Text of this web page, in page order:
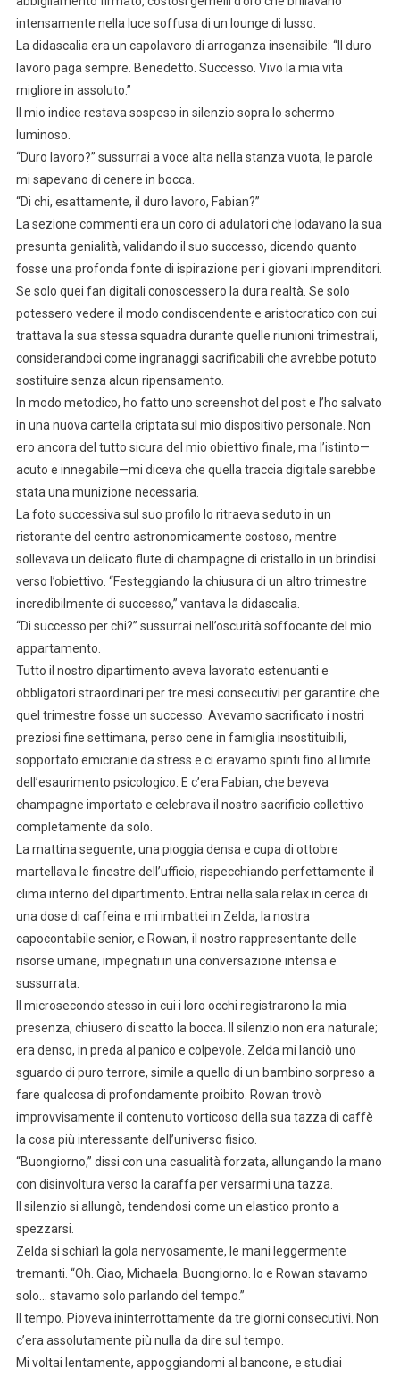
intensamente nella luce soffusa di un lounge di lusso.
La didascalia era un capolavoro di arroganza insensibile: “Il duro
lavoro paga sempre. Benedetto. Successo. Vivo la mia vita
migliore in assoluto.”
Il mio indice restava sospeso in silenzio sopra lo schermo
luminoso.
“Duro lavoro?” sussurrai a voce alta nella stanza vuota, le parole
mi sapevano di cenere in bocca.
“Di chi, esattamente, il duro lavoro, Fabian?”
La sezione commenti era un coro di adulatori che lodavano la sua
presunta genialità, validando il suo successo, dicendo quanto
fosse una profonda fonte di ispirazione per i giovani imprenditori.
Se solo quei fan digitali conoscessero la dura realtà. Se solo
potessero vedere il modo condiscendente e aristocratico con cui
trattava la sua stessa squadra durante quelle riunioni trimestrali,
considerandoci come ingranaggi sacrificabili che avrebbe potuto
sostituire senza alcun ripensamento.
In modo metodico, ho fatto uno screenshot del post e l’ho salvato
in una nuova cartella criptata sul mio dispositivo personale. Non
ero ancora del tutto sicura del mio obiettivo finale, ma l’istinto—
acuto e innegabile—mi diceva che quella traccia digitale sarebbe
stata una munizione necessaria.
La foto successiva sul suo profilo lo ritraeva seduto in un
ristorante del centro astronomicamente costoso, mentre
sollevava un delicato flute di champagne di cristallo in un brindisi
verso l’obiettivo. “Festeggiando la chiusura di un altro trimestre
incredibilmente di successo,” vantava la didascalia.
“Di successo per chi?” sussurrai nell’oscurità soffocante del mio
appartamento.
Tutto il nostro dipartimento aveva lavorato estenuanti e
obbligatori straordinari per tre mesi consecutivi per garantire che
quel trimestre fosse un successo. Avevamo sacrificato i nostri
preziosi fine settimana, perso cene in famiglia insostituibili,
sopportato emicranie da stress e ci eravamo spinti fino al limite
dell’esaurimento psicologico. E c’era Fabian, che beveva
champagne importato e celebrava il nostro sacrificio collettivo
completamente da solo.
La mattina seguente, una pioggia densa e cupa di ottobre
martellava le finestre dell’ufficio, rispecchiando perfettamente il
clima interno del dipartimento. Entrai nella sala relax in cerca di
una dose di caffeina e mi imbattei in Zelda, la nostra
capocontabile senior, e Rowan, il nostro rappresentante delle
risorse umane, impegnati in una conversazione intensa e
sussurrata.
Il microsecondo stesso in cui i loro occhi registrarono la mia
presenza, chiusero di scatto la bocca. Il silenzio non era naturale;
era denso, in preda al panico e colpevole. Zelda mi lanciò uno
sguardo di puro terrore, simile a quello di un bambino sorpreso a
fare qualcosa di profondamente proibito. Rowan trovò
improvvisamente il contenuto vorticoso della sua tazza di caffè
la cosa più interessante dell’universo fisico.
“Buongiorno,” dissi con una casualità forzata, allungando la mano
con disinvoltura verso la caraffa per versarmi una tazza.
Il silenzio si allungò, tendendosi come un elastico pronto a
spezzarsi.
Zelda si schiarì la gola nervosamente, le mani leggermente
tremanti. “Oh. Ciao, Michaela. Buongiorno. Io e Rowan stavamo
solo… stavamo solo parlando del tempo.”
Il tempo. Pioveva ininterrottamente da tre giorni consecutivi. Non
c’era assolutamente più nulla da dire sul tempo.
Mi voltai lentamente, appoggiandomi al bancone, e studiai